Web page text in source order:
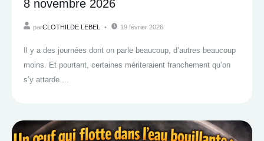
8 novembre 2026
parCLOTHILDE LEBEL 19 février 2026
Il y a des journées dont on parle beaucoup, d’autres beaucoup
moins. Et pourtant, certaines mériteraient franchement qu’on
s’y attarde....